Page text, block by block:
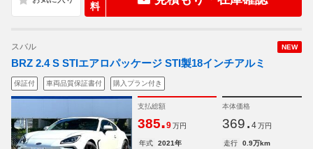
料
NEW
スバル
BRZ 2.4 S STIエアロパッケージ STI製18インチアルミ
保証付 車両品質保証書付 購入プラン付き
支払総額
385.9 万円
本体価格
369. 4 万円
年式 2021年 走行
0.9万km